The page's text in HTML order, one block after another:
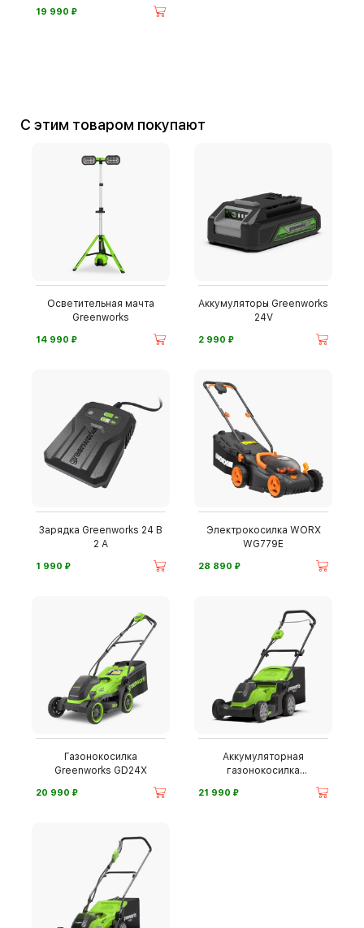
19 990 ⃏
С этим товаром покупают
Осветительная мачта
Greenworks
14 990 ⃏
Аккумуляторы Greenworks
24V
2 990 ⃏
Зарядка Greenworks 24 В
2 А
1 990 ⃏
Электрокосилка WORX
WG779E
28 890 ⃏
Газонокосилка
Greenworks GD24X
20 990 ⃏
Аккумуляторная
газонокосилка
21 990 ⃏